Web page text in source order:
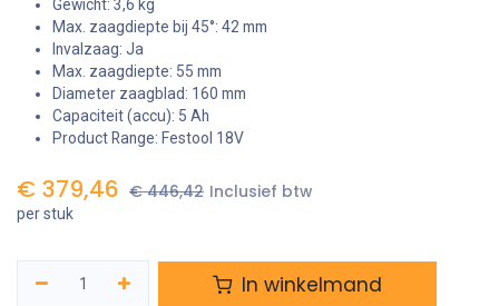
Gewicht: 3,6 kg
Max. zaagdiepte bij 45°: 42 mm
Invalzaag: Ja
Max. zaagdiepte: 55 mm
Diameter zaagblad: 160 mm
Capaciteit (accu): 5 Ah
Product Range: Festool 18V
€ 379,46 €446,42 Inclusief btw
per stuk
In winkelmand